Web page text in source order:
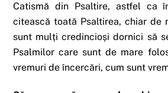
Catismă din Psaltire, astfel ca
citească toată Psaltirea, chiar de
sunt mulți credincioși dornici să
Psalmilor care sunt de mare
vremuri de încercări, cum sunt